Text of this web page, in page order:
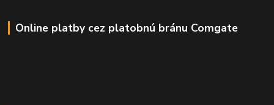
Online platby cez platobnú bránu Comgate